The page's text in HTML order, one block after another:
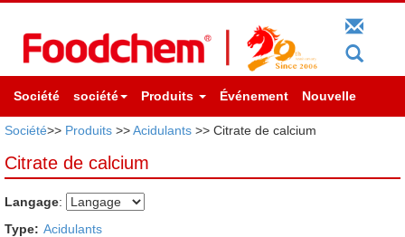
Société société Produits Événement Nouvelle
Société>> Produits >>Acidulants >> Citrate de calcium
Citrate de calcium
Langage:
Type: Acidulants